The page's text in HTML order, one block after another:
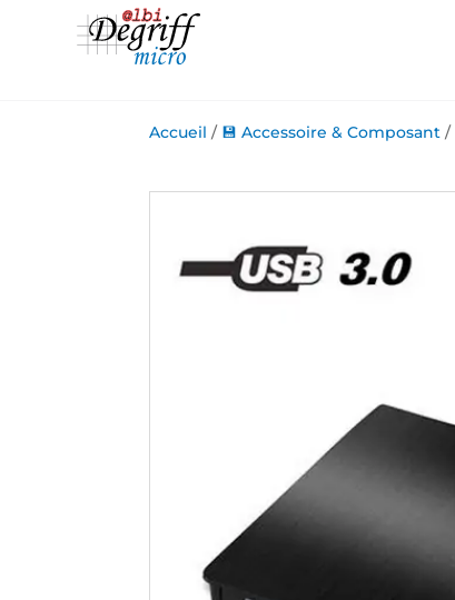
Accueil / 💾 Accessoire & Composant /